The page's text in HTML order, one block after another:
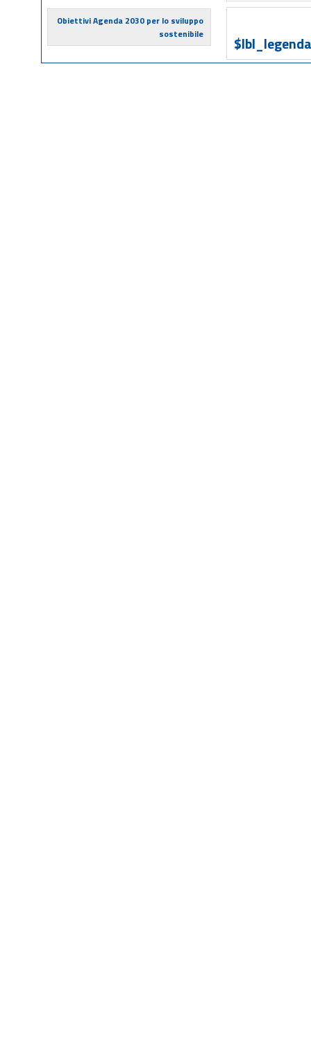
Obiettivi Agenda 2030 per lo sviluppo
sostenibile